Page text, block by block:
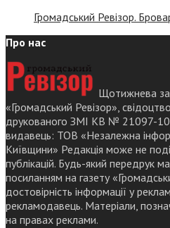
Громадський Ревізор.
Про нас
Щотижнева
«Громадський Ревізор»,
друкованого ЗМІ КВ № 21097-
видавець: ТОВ «Незалежна
Київщини» Редакція може не
публікацій. Будь-який передрук
посиланням на газету
достовірність інформації у
рекламодавець. Матеріали,
на правах реклами.